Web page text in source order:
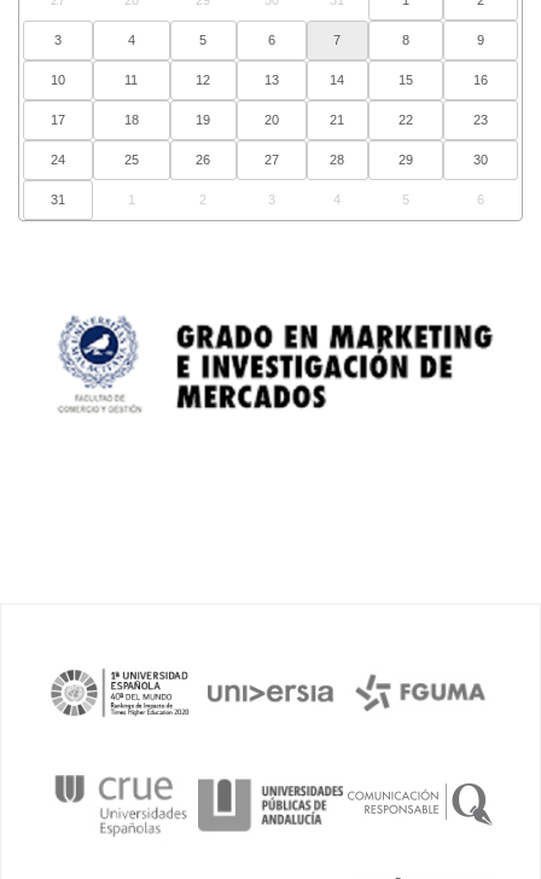
3 4 5 6 7 8 9
10 11 12 13 14 15 16
17 18 19 20 21 22 23
24 25 26 27 28 29 30
31 1 2 3 4 5 6